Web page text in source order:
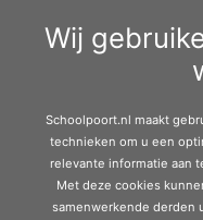
naar
inhoud
SaaS oplossing van
DUO (afhankelijk
van ontwikkelingen
DUO)
Wij
Schoolpoort.nl maakt
technieken om u een
relevante informatie aan
Met deze cookies
samenwerkende derden